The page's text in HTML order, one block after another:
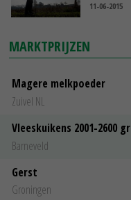
11-06-2015
MARKTPRIJZEN
Magere melkpoeder
Zuivel NL
Vleeskuikens 2001-2600 gr
Barneveld
Gerst
Groningen